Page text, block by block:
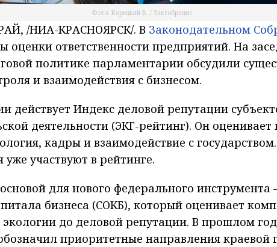
Фото: Корецкий В. / Заксобрание
/НИА-КРАСНОЯРСК/. В Законодательном
оценки ответственности предприятий. На
политике парламентарии обсудили
и взаимодействия с бизнесом.
действует Индекс деловой репутации
деятельности (ЭКГ-рейтинг). Он
кадры и взаимодействие с
участвуют в рейтинге.
для нового федерального
бизнеса (СОКБ), который оценивает
до деловой репутации. В прошлом
приоритетные направления краевой